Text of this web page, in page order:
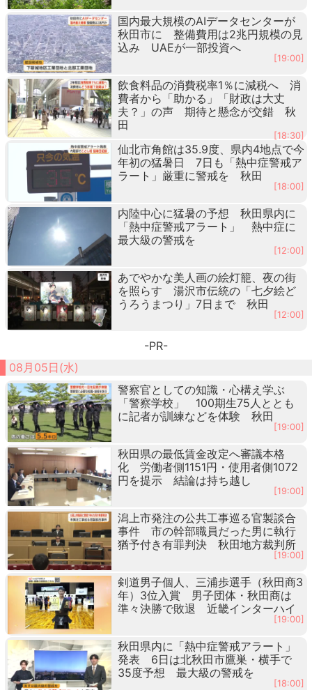
国内最大規模のAIデータセンターが
秋田市に 整備費用は2兆円規模の見
込み UAEが一部投資へ
[19:00]
飲食料品の消費税率1％に減税へ 消
費者から「助かる」「財政は大丈
夫？」の声 期待と懸念が交錯 秋
田
[18:30]
仙北市角館は35.9度、県内4地点で今
年初の猛暑日 7日も「熱中症警戒ア
ラート」厳重に警戒を 秋田
[18:00]
内陸中心に猛暑の予想 秋田県内に
「熱中症警戒アラート」 熱中症に
最大級の警戒を
[12:00]
あでやかな美人画の絵灯籠、夜の街
を照らす 湯沢市伝統の「七夕絵ど
うろうまつり」7日まで 秋田
[12:00]
-PR-
08月05日(水)
警察官としての知識・心構え学ぶ
「警察学校」 100期生75人ととも
に記者が訓練などを体験 秋田
[19:00]
秋田県の最低賃金改定へ審議本格
化 労働者側1151円・使用者側1072
円を提示 結論は持ち越し
[19:00]
潟上市発注の公共工事巡る官製談合
事件 市の幹部職員だった男に執行
猶予付き有罪判決 秋田地方裁判所
[19:00]
剣道男子個人、三浦歩選手（秋田商3
年）3位入賞 男子団体・秋田商は
準々決勝で敗退 近畿インターハイ
[19:00]
秋田県内に「熱中症警戒アラート」
発表 6日は北秋田市鷹巣・横手で
35度予想 最大級の警戒を
[18:00]